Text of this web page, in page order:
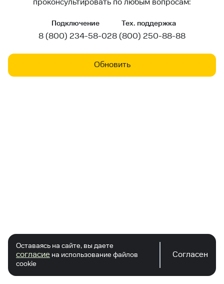
проконсультировать по любым вопросам:
Подключение
8 (800) 234-58-02
Тех. поддержка
8 (800) 250-88-88
Обновить
Оставаясь на сайте, вы даете
согласие на использование файлов
cookie
Согласен